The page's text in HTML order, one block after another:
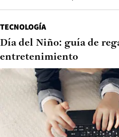
TECNOLOGÍA
Día del Niño: guía de
entretenimiento